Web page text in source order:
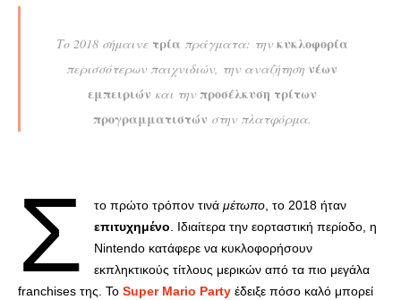
Το 2018 σήμαινε τρία πράγματα: την κυκλοφορία
περισσότερων παιχνιδιών, την αναζήτηση νέων
εμπειριών και την προσέλκυση τρίτων
προγραμματιστών στην πλατφόρμα.
Σ το πρώτο τρόπον τινά μέτωπο, το 2018 ήταν
επιτυχημένο . Ιδιαίτερα την εορταστική περίοδο, η
Nintendo κατάφερε να κυκλοφορήσουν
εκπληκτικούς τίτλους μερικών από τα πιο μεγάλα
franchises της. Το Super Mario Party έδειξε πόσο καλό μπορεί